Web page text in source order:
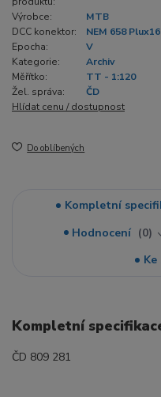
Výrobce:
MTB
DCC konektor:
NEM 658 Plux16
Epocha:
V
Kategorie:
Archiv
Měřítko:
TT - 1:120
Žel. správa:
ČD
Hlídat cenu / dostupnost
Do oblíbených
Kompletní
Hodnocení
0
Kompletní
ČD 809 281